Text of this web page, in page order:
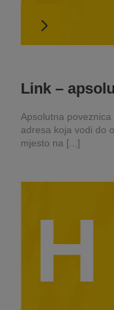
Link –
Apsolutna
adresa koja vodi do
mjesto na [...]
H